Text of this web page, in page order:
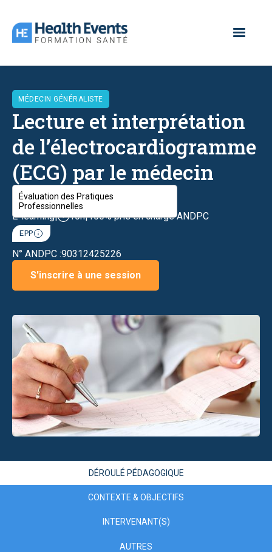
MÉDECIN GÉNÉRALISTE
Lecture et interprétation
de l’électrocardiogramme
(ECG) par le médecin
généraliste
E-learning| 10h|100% pris en charge ANDPC
Évaluation des Pratiques
Professionnelles
EPP
N° ANDPC :90312425226
S'inscrire à une session
DÉROULÉ PÉDAGOGIQUE
CONTEXTE & OBJECTIFS
INTERVENANT(S)
AUTRES